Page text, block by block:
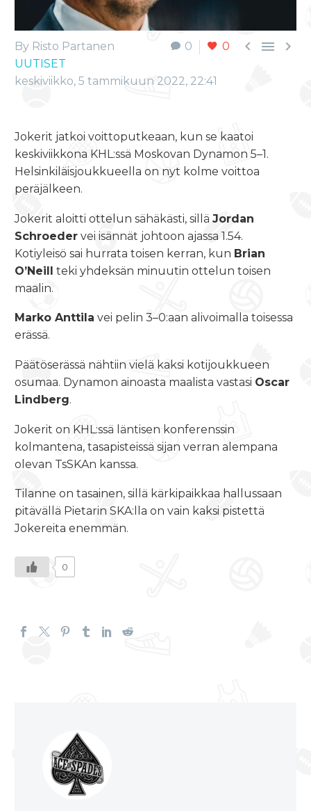
0 0   
By Risto Partanen
UUTISET
keskiviikko, 5 tammikuun 2022, 22:41
Jokerit jatkoi voittoputkeaan, kun se kaatoi
keskiviikkona KHL:ssä Moskovan Dynamon 5–1.
Helsinkiläisjoukkueella on nyt kolme voittoa
peräjälkeen.
Jokerit aloitti ottelun sähäkästi, sillä Jordan
Schroeder vei isännät johtoon ajassa 1.54.
Kotiyleisö sai hurrata toisen kerran, kun Brian
O’Neill teki yhdeksän minuutin ottelun toisen
maalin.
Marko Anttila vei pelin 3–0:aan alivoimalla toisessa
erässä.
Päätöserässä nähtiin vielä kaksi kotijoukkueen
osumaa. Dynamon ainoasta maalista vastasi Oscar
Lindberg.
Jokerit on KHL:ssä läntisen konferenssin
kolmantena, tasapisteissä sijan verran alempana
olevan TsSKAn kanssa.
Tilanne on tasainen, sillä kärkipaikkaa hallussaan
pitävällä Pietarin SKA:lla on vain kaksi pistettä
Jokereita enemmän.
0